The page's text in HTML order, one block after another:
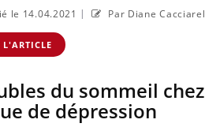
le 14.04.2021 | Par Diane
L'ARTICLE
du sommeil
de dépression